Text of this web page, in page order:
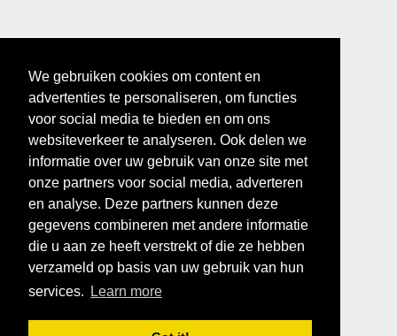
We gebruiken cookies om content en
advertenties te personaliseren, om functies
voor social media te bieden en om ons
websiteverkeer te analyseren. Ook delen we
informatie over uw gebruik van onze site met
onze partners voor social media, adverteren
en analyse. Deze partners kunnen deze
gegevens combineren met andere informatie
die u aan ze heeft verstrekt of die ze hebben
verzameld op basis van uw gebruik van hun
services.
Learn more